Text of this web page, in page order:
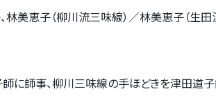
林美恵子（柳川流三味線）／林美恵子（生田
に師事、柳川三味線の手ほどきを津田道